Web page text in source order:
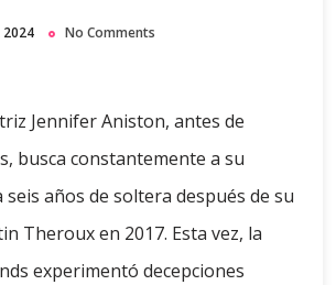
2024 No Comments
Jennifer Aniston, antes de
busca constantemente a su
años de soltera después de su
Theroux en 2017. Esta vez, la
experimentó decepciones